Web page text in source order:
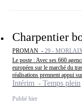
Charpentier
PROMAN - 29 -
Le poste : Avec ses 660
européen sur le marché du
réalisations prennent appui
Intérim - Temps plein
Publié hier